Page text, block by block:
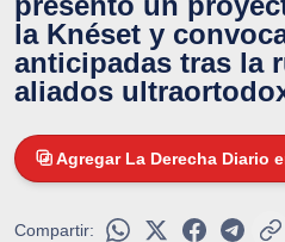
la Knéset y
anticipadas tras la
aliados
Agregar La Derecha Diario
Compartir: